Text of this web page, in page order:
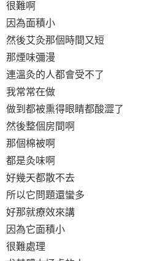
很難啊
因為面積小
然後艾灸那個時間又短
那煙味彌漫
連溫灸的人都會受不了
我常常在做
做到都被熏得眼睛都酸澀了
然後整個房間啊
那個棉被啊
都是灸味啊
好幾天都散不去
所以它問題還蠻多
好那就療效來講
因為它面積小
很難處理